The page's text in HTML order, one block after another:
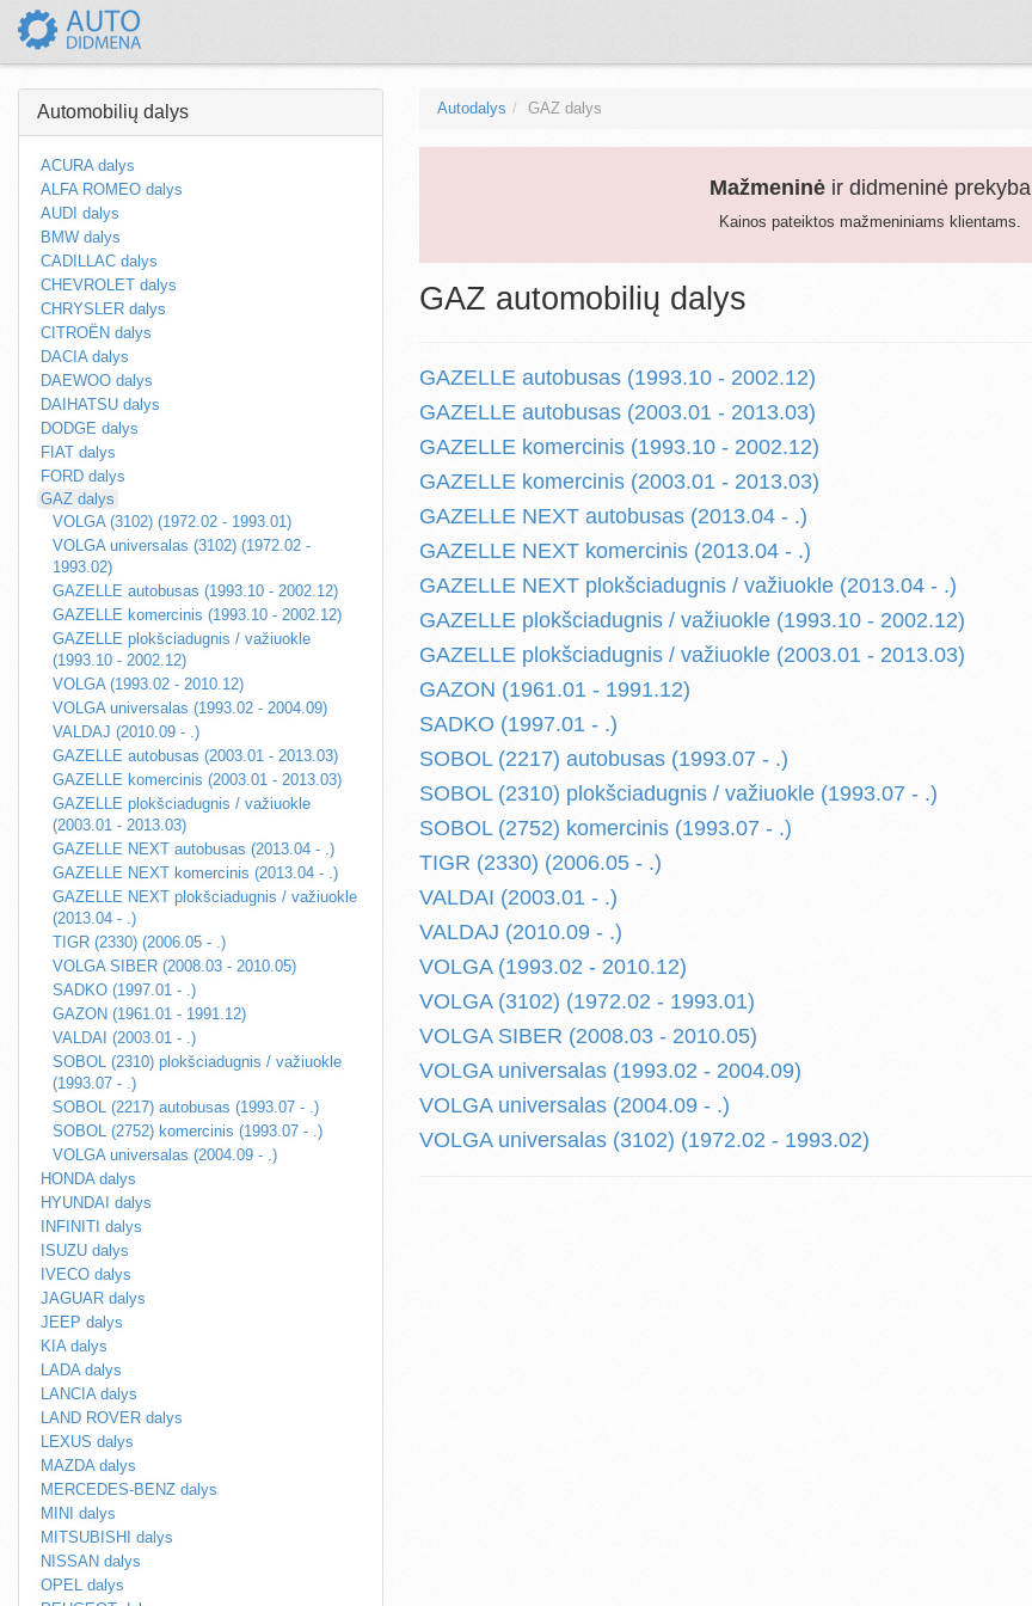
Automobilių dalys
ACURA dalys
ALFA ROMEO dalys
AUDI dalys
BMW dalys
CADILLAC dalys
CHEVROLET dalys
CHRYSLER dalys
CITROËN dalys
DACIA dalys
DAEWOO dalys
DAIHATSU dalys
DODGE dalys
FIAT dalys
FORD dalys
GAZ dalys
VOLGA (3102) (1972.02 - 1993.01)
VOLGA universalas (3102) (1972.02 -
1993.02)
GAZELLE autobusas (1993.10 - 2002.12)
GAZELLE komercinis (1993.10 - 2002.12)
GAZELLE plokšciadugnis / važiuokle
(1993.10 - 2002.12)
VOLGA (1993.02 - 2010.12)
VOLGA universalas (1993.02 - 2004.09)
VALDAJ (2010.09 - .)
GAZELLE autobusas (2003.01 - 2013.03)
GAZELLE komercinis (2003.01 - 2013.03)
GAZELLE plokšciadugnis / važiuokle
(2003.01 - 2013.03)
GAZELLE NEXT autobusas (2013.04 - .)
GAZELLE NEXT komercinis (2013.04 - .)
GAZELLE NEXT plokšciadugnis / važiuokle
(2013.04 - .)
TIGR (2330) (2006.05 - .)
VOLGA SIBER (2008.03 - 2010.05)
SADKO (1997.01 - .)
GAZON (1961.01 - 1991.12)
VALDAI (2003.01 - .)
SOBOL (2310) plokšciadugnis / važiuokle
(1993.07 - .)
SOBOL (2217) autobusas (1993.07 - .)
SOBOL (2752) komercinis (1993.07 - .)
VOLGA universalas (2004.09 - .)
HONDA dalys
HYUNDAI dalys
INFINITI dalys
ISUZU dalys
IVECO dalys
JAGUAR dalys
JEEP dalys
KIA dalys
LADA dalys
LANCIA dalys
LAND ROVER dalys
LEXUS dalys
MAZDA dalys
MERCEDES-BENZ dalys
MINI dalys
MITSUBISHI dalys
NISSAN dalys
OPEL dalys
Autodalys GAZ dalys
Mažmeninėir didmeninė prekyba
Kainos pateiktos mažmeniniams klientams.
GAZ automobilių dalys
GAZELLE autobusas (1993.10 - 2002.12)
GAZELLE autobusas (2003.01 - 2013.03)
GAZELLE komercinis (1993.10 - 2002.12)
GAZELLE komercinis (2003.01 - 2013.03)
GAZELLE NEXT autobusas (2013.04 - .)
GAZELLE NEXT komercinis (2013.04 - .)
GAZELLE NEXT plokšciadugnis / važiuokle (2013.04 - .)
GAZELLE plokšciadugnis / važiuokle (1993.10 - 2002.12)
GAZELLE plokšciadugnis / važiuokle (2003.01 - 2013.03)
GAZON (1961.01 - 1991.12)
SADKO (1997.01 - .)
SOBOL (2217) autobusas (1993.07 - .)
SOBOL (2310) plokšciadugnis / važiuokle (1993.07 - .)
SOBOL (2752) komercinis (1993.07 - .)
TIGR (2330) (2006.05 - .)
VALDAI (2003.01 - .)
VALDAJ (2010.09 - .)
VOLGA (1993.02 - 2010.12)
VOLGA (3102) (1972.02 - 1993.01)
VOLGA SIBER (2008.03 - 2010.05)
VOLGA universalas (1993.02 - 2004.09)
VOLGA universalas (2004.09 - .)
VOLGA universalas (3102) (1972.02 - 1993.02)